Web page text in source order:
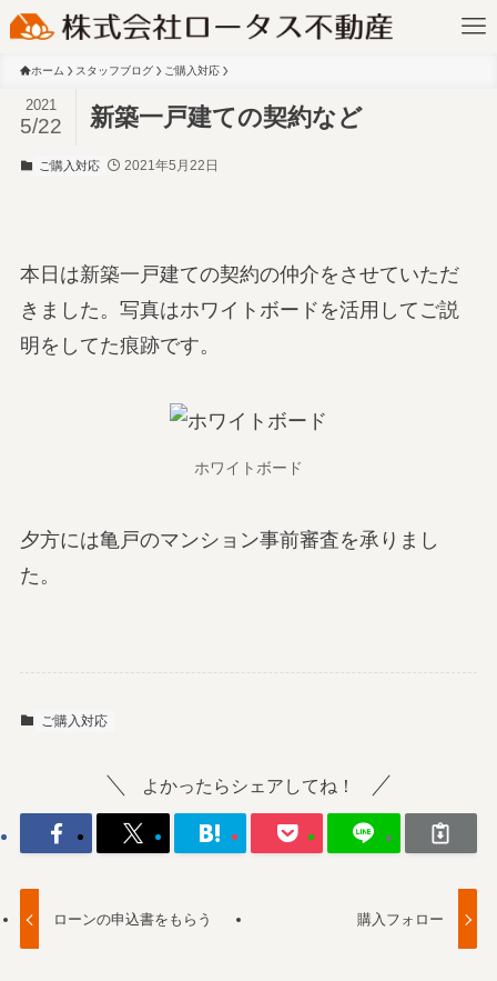
ホーム スタッフブログ ご購入対応
新築一戸建ての契約など
2021
5/22
ご購入対応 2021年5月22日
本日は新築一戸建ての契約の仲介をさせていただ
きました。写真はホワイトボードを活用してご説
明をしてた痕跡です。
ホワイトボード
夕方には亀戸のマンション事前審査を承りまし
た。
ご購入対応
よかったらシェアしてね！
ローンの申込書をもらう 購入フォロー